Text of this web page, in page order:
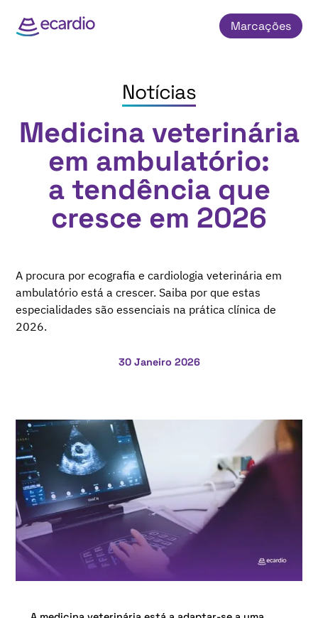
Marcações
Notícias
Medicina veterinária
em ambulatório:
a tendência que
cresce em 2026
A procura por ecografia e cardiologia veterinária em
ambulatório está a crescer. Saiba por que estas
especialidades são essenciais na prática clínica de
2026.
30 Janeiro 2026